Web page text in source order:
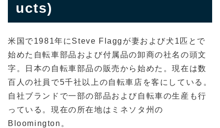
ucts)
米国で1981年にSteve Flaggが妻および犬1匹とで
始めた自転車部品および付属品の卸商の社名の頭文
字。日本の自転車部品の販売から始めた。現在は数
百人の社員で5千社以上の自転車店を客にしている。
自社ブランドで一部の部品および自転車の生産も行
っている。現在の所在地はミネソタ州の
Bloomington。